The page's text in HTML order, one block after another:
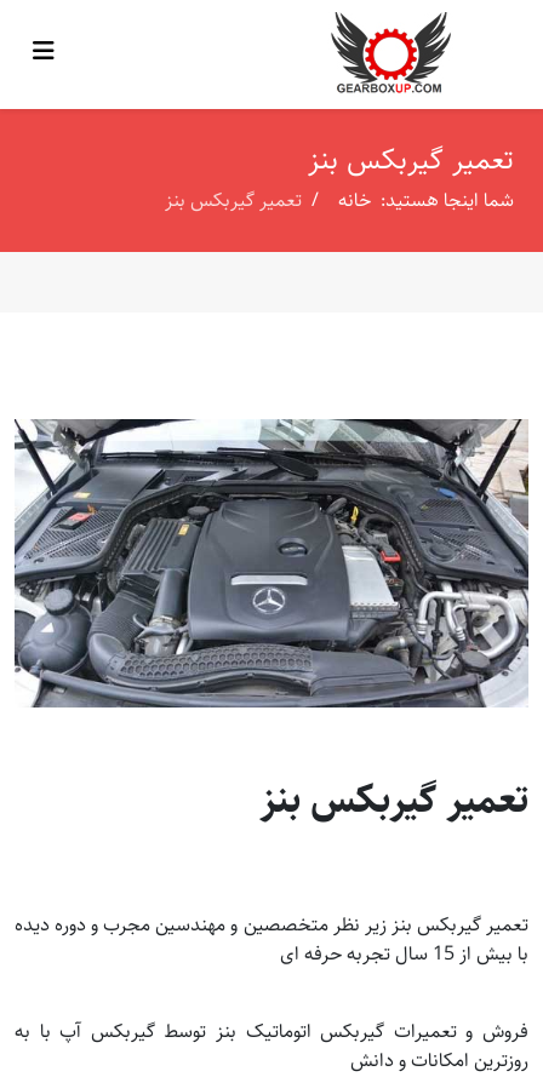
تعمیر گیربکس بنز
شما اینجا هستید: خانه تعمیر گیربکس بنز
تعمیر گیربکس بنز
تعمیر گیربکس بنز زیر نظر متخصصین و مهندسین مجرب و دوره دیده
با بیش از 15 سال تجربه حرفه ای
فروش و تعمیرات گیربکس اتوماتیک بنز توسط گیربکس آپ با به
روزترین امکانات و دانش